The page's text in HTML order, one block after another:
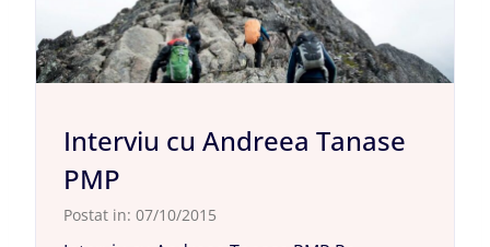
Interviu cu Andreea Tanase
PMP
Postat in: 07/10/2015